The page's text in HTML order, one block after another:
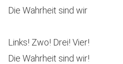
Die Wahrheit sind wir
Links! Zwo! Drei! Vier!
Die Wahrheit sind wir!